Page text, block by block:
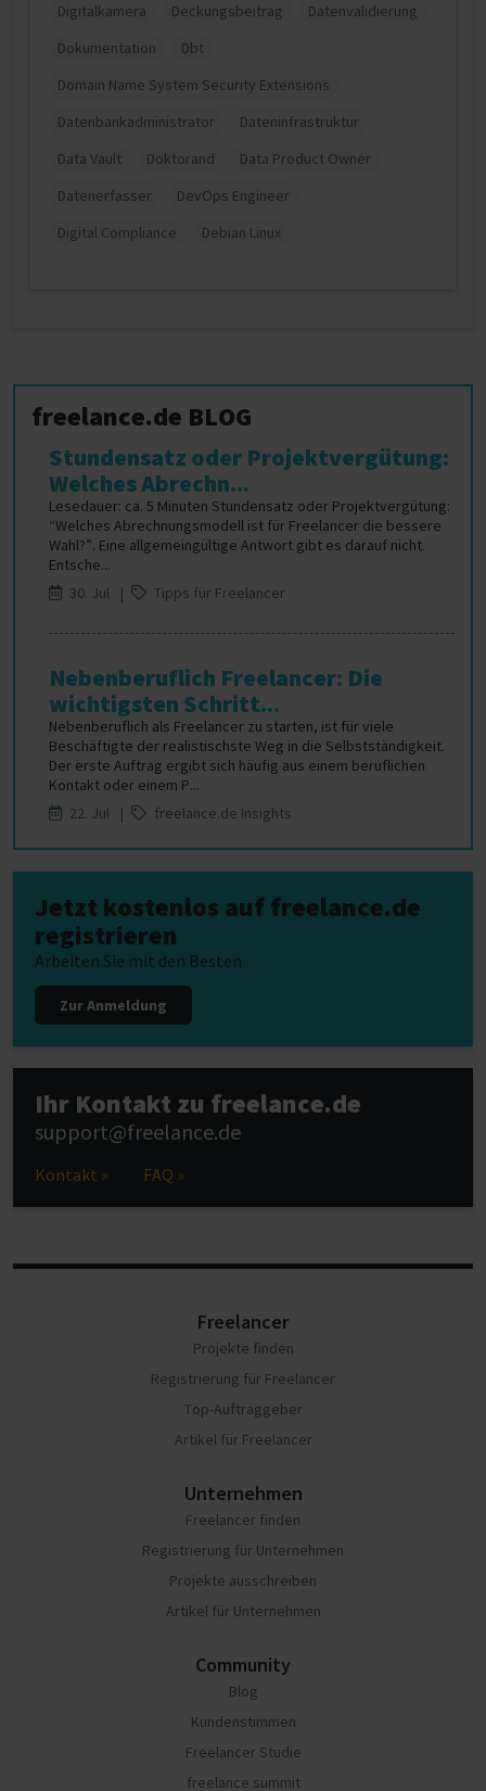
Digitalkamera
Deckungsbeitrag
Datenvalidierung
Dokumentation
Dbt
Domain Name System Security Extensions
Datenbankadministrator
Dateninfrastruktur
Data Vault
Doktorand
Data Product Owner
Datenerfasser
DevOps Engineer
Digital Compliance
Debian Linux
freelance.de BLOG
Stundensatz oder Projektvergütung:
Welches Abrechn...
Lesedauer: ca. 5 Minuten Stundensatz oder Projektvergütung:
“Welches Abrechnungsmodell ist für Freelancer die bessere
Wahl?”. Eine allgemeingültige Antwort gibt es darauf nicht.
Entsche...
30. Jul |
Tipps für Freelancer
Nebenberuflich Freelancer: Die
wichtigsten Schritt...
Nebenberuflich als Freelancer zu starten, ist für viele
Beschäftigte der realistischste Weg in die Selbstständigkeit.
Der erste Auftrag ergibt sich häufig aus einem beruflichen
Kontakt oder einem P...
22. Jul |
freelance.de Insights
Jetzt kostenlos auf freelance.de
registrieren
Arbeiten Sie mit den Besten
Zur Anmeldung
Ihr Kontakt zu freelance.de
support@freelance.de
Kontakt » FAQ »
Freelancer
Projekte finden
Registrierung für Freelancer
Top-Auftraggeber
Artikel für Freelancer
Unternehmen
Freelancer finden
Registrierung für Unternehmen
Projekte ausschreiben
Artikel für Unternehmen
Community
Blog
Kundenstimmen
Freelancer Studie
freelance summit